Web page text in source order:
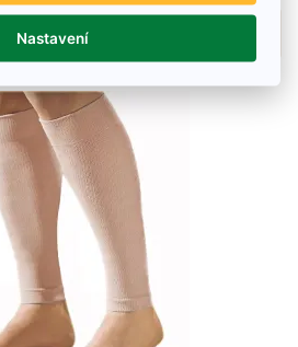
Detail zboží
Nastavení